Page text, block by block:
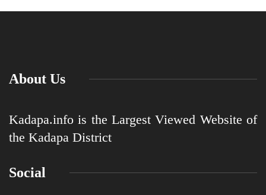
About Us
Kadapa.info is the Largest Viewed Website of
the Kadapa District
Social